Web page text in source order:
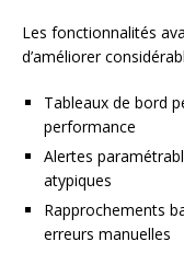
Les fonctionnalités
d’améliorer
Tableaux de bord
performance
Alertes
atypiques
Rapprochements
erreurs manuelles